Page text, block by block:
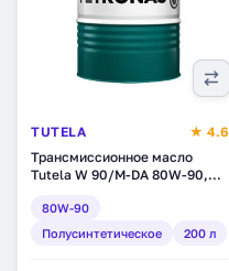
TUTELA
★ 4.6
Трансмиссионное масло
Tutela W 90/M-DA 80W-90,
(14521100)
80W-90
Полусинтетическое
200 л